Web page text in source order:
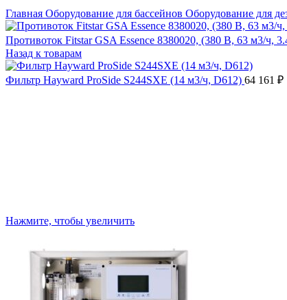
Главная Оборудование для бассейнов Оборудование для
Противоток Fitstar GSA Essence 8380020, (380 В, 63 м3/ч,
Назад к товарам
Фильтр Hayward ProSide S244SXE (14 м3/ч, D612) 64 161 ₽
Нажмите, чтобы увеличить